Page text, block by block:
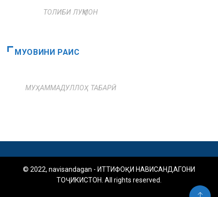
ТОЛИБИ ЛУҚМОН
МУОВИНИ РАИС
МУҲАММАДУЛЛОҲ ТАБАРӢ
© 2022, navisandagan - ИТТИФОҚИ НАВИСАНДАГОНИ
ТОҶИКИСТОН. All rights reserved.